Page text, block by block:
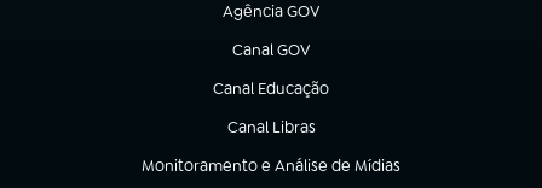
Agência GOV
(abre em nova aba)
Canal GOV
(abre em nova aba)
Canal Educação
(abre em nova aba)
Canal Libras
(abre em nova aba)
Monitoramento e Análise de Mídias
(abre em nova aba)